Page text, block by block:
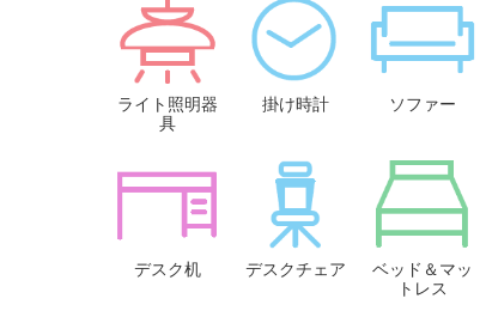
ライト照明器
具
掛け時計 ソファー
デスク机 デスクチェア
ベッド＆マッ
トレス